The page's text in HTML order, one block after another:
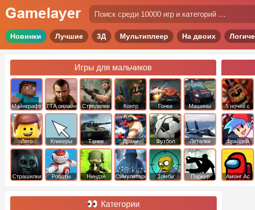
Новинки Лучшие 3Д Мультиплеер На двоих
Игры для мальчиков
Майнкрафт ГТА онлайн Стрелялки
Контр
Страйк
Гонки Машины
Лего Кликеры Танки Драки Футбол Леталки
Страшилки Роботы Ниндзя Симуляторы Зомби Паркур
5 ночей с
фредди
Фрайдей
Найт
Фанкин
Амонг Ас
Категории